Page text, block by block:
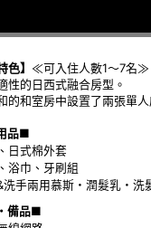
色】 ≪可入住人數1～7名≫
性的日西式融合房型。
的和室房中設置了兩張單
品■
日式棉外套
浴巾、牙刷組
洗手兩用慕斯・潤髮乳・洗
備品■